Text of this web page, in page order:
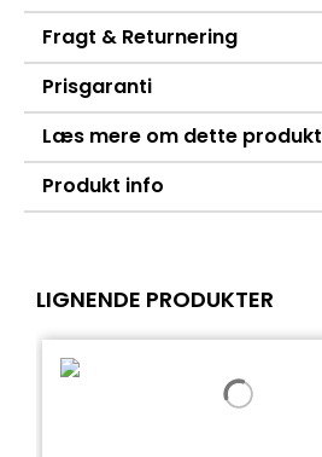
Fragt & Returnering
Prisgaranti
Læs mere om dette produkt
Produkt info
LIGNENDE PRODUKTER